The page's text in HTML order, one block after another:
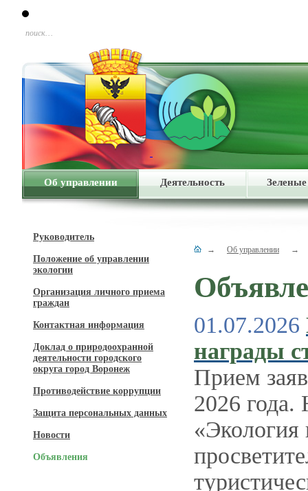
поиск…
Об управлении Деятельность
Руководитель
Положение об управлении
экологии
Организация личного приема
граждан
Контактная информация
Доклад о природоохранной
деятельности городского
округа город Воронеж
Противодействие коррупции
Защита персональных данных
Новости
Объявления
→ Об управлении →
01.07.2026
награды
Прием
2026 года.
«Экология